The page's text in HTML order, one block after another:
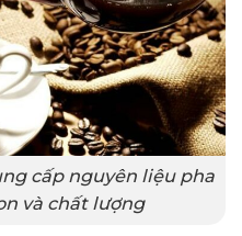
cấp nguyên liệu pha
và chất lượng